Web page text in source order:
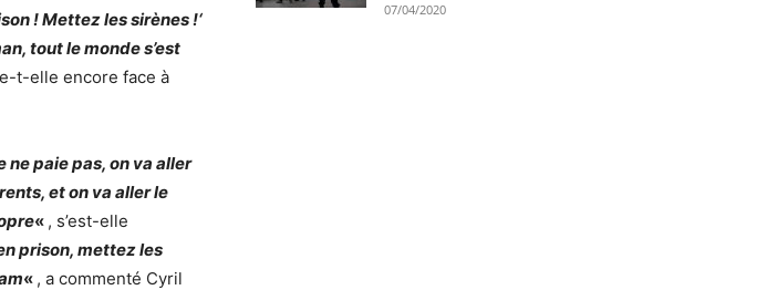
! Mettez les sirènes !‘
tout le monde s’est
t-elle encore face à
ne paie pas, on va aller
et on va aller le
« , s’est-elle
prison, mettez les
« , a commenté Cyril
07/04/2020